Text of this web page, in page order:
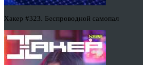
Хакер #323. Беспроводной самопал